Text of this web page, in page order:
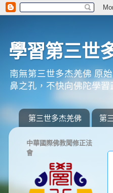
學習第三世
南無第三世多杰羌佛 原
鼻之孔，不快向佛陀學
第三世多杰羌佛 第
中華國際佛教聞修正法
會